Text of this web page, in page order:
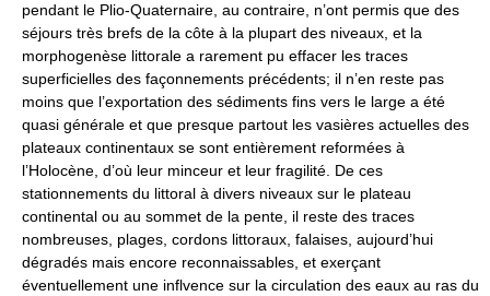
pendant le Plio-Quaternaire, au contraire, n’ont permis que des
séjours très brefs de la côte à la plupart des niveaux, et la
morphogenèse littorale a rarement pu effacer les traces
superficielles des façonnements précédents; il n’en reste pas
moins que l’exportation des sédiments fins vers le large a été
quasi générale et que presque partout les vasières actuelles des
plateaux continentaux se sont entièrement reformées à
l’Holocène, d’où leur minceur et leur fragilité. De ces
stationnements du littoral à divers niveaux sur le plateau
continental ou au sommet de la pente, il reste des traces
nombreuses, plages, cordons littoraux, falaises, aujourd’hui
dégradés mais encore reconnaissables, et exerçant
éventuellement une inflvence sur la circulation des eaux au ras du